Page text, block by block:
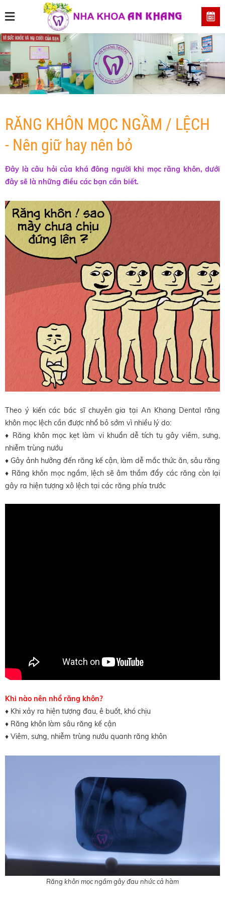
RĂNG KHÔN MỌC NGẦM / LỆCH
- Nên giữ hay nên bỏ
Đây là câu hỏi của khá đông người khi mọc răng khôn, dưới
đây sẽ là những điều các bạn cần biết.
Theo ý kiến các bác sĩ chuyên gia tại An Khang Dental răng
khôn mọc lệch cần được nhổ bỏ sớm vì nhiều lý do:
♦ Răng khôn mọc kẹt làm vi khuẩn dễ tích tụ gây viêm, sưng,
nhiễm trùng nướu
♦ Gây ảnh hưởng đến răng kế cận, làm dễ mắc thức ăn, sâu răng
♦ Răng khôn mọc ngầm, lệch sẽ âm thầm đẩy các răng còn lại
gây ra hiện tượng xô lệch tại các răng phía trước
Khi nào nên nhổ răng khôn?
♦ Khi xảy ra hiện tượng đau, ê buốt, khó chịu
♦ Răng khôn làm sâu răng kế cận
♦ Viêm, sưng, nhiễm trùng nướu quanh răng khôn
Răng khôn mọc ngầm gây đau nhức cả hàm